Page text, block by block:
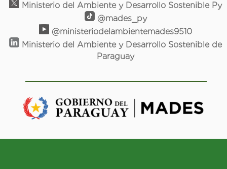
Ministerio del Ambiente y Desarrollo Sostenible Py
@mades_py
@ministeriodelambientemades9510
Ministerio del Ambiente y Desarrollo Sostenible de
Paraguay